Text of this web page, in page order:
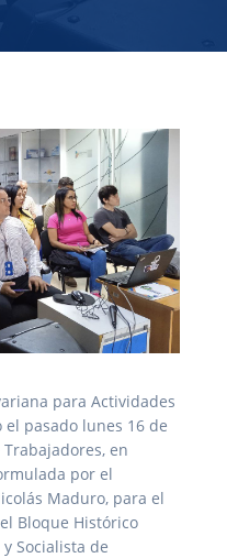
para Actividades
el pasado lunes 16 de
en
por el
Maduro, para el
Bloque Histórico
Socialista de